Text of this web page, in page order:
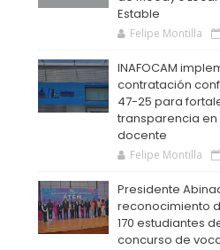
Estable
Felipe Montilla
INAFOCAM
contratación
47-25 para
transparencia
docente
Felipe Montilla
Presidente
reconocimiento
170 estudiantes
concurso de